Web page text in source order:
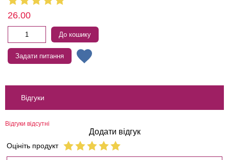
26.00
До кошику
Задати питання
Відгуки
Відгуки відсутні
Додати відгук
Оцініть продукт